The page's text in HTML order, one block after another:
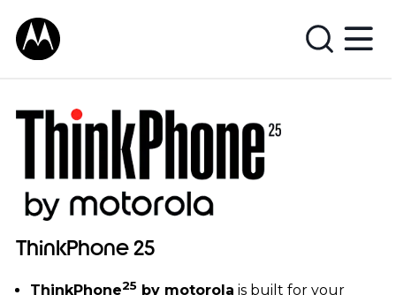
h
o
n
ThinkPhone 25
ThinkPhone25 by motorola is built for your